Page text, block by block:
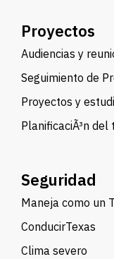
Proyectos
Audiencias y
Seguimiento de
Proyectos y
PlanificaciÃ³n
Seguridad
Maneja como un
ConducirTexas
Clima severo